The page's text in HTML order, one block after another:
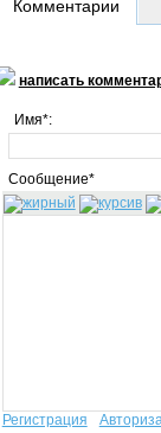
Комментарии
написать
Имя*:
Сообщение*
Регистрация